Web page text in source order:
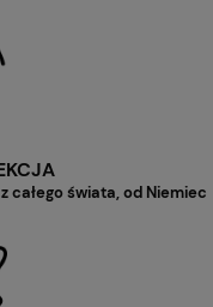
całego świata, od Niemiec